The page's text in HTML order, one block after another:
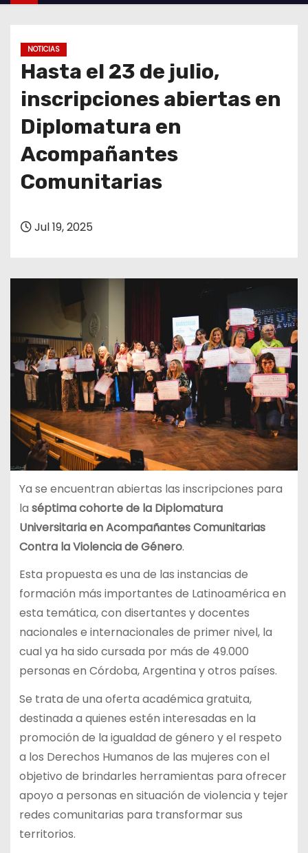
o
NOTICIAS
Hasta el 23 de julio,
inscripciones abiertas en
Diplomatura en
Acompañantes
Comunitarias
Jul 19, 2025
Ya se encuentran abiertas las inscripciones para
la séptima cohorte de la Diplomatura
Universitaria en Acompañantes Comunitarias
Contra la Violencia de Género.
Esta propuesta es una de las instancias de
formación más importantes de Latinoamérica en
esta temática, con disertantes y docentes
nacionales e internacionales de primer nivel, la
cual ya ha sido cursada por más de 49.000
personas en Córdoba, Argentina y otros países.
Se trata de una oferta académica gratuita,
destinada a quienes estén interesadas en la
promoción de la igualdad de género y el respeto
a los Derechos Humanos de las mujeres con el
objetivo de brindarles herramientas para ofrecer
apoyo a personas en situación de violencia y tejer
redes comunitarias para transformar sus
territorios.